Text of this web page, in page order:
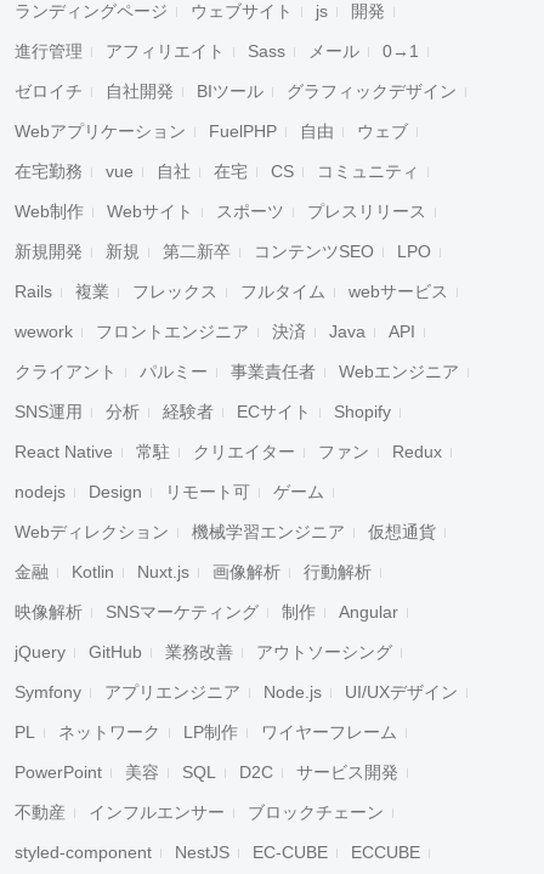
ランディングページ ウェブサイト js 開発
進行管理 アフィリエイト Sass メール 0→1
ゼロイチ 自社開発 BIツール グラフィックデザイン
Webアプリケーション FuelPHP 自由 ウェブ
在宅勤務 vue 自社 在宅 CS コミュニティ
Web制作 Webサイト スポーツ プレスリリース
新規開発 新規 第二新卒 コンテンツSEO LPO
Rails 複業 フレックス フルタイム webサービス
wework フロントエンジニア 決済 Java API
クライアント パルミー 事業責任者 Webエンジニア
SNS運用 分析 経験者 ECサイト Shopify
React Native 常駐 クリエイター ファン Redux
nodejs Design リモート可 ゲーム
Webディレクション 機械学習エンジニア 仮想通貨
金融 Kotlin Nuxt.js 画像解析 行動解析
映像解析 SNSマーケティング 制作 Angular
jQuery GitHub 業務改善 アウトソーシング
Symfony アプリエンジニア Node.js UI/UXデザイン
PL ネットワーク LP制作 ワイヤーフレーム
PowerPoint 美容 SQL D2C サービス開発
不動産 インフルエンサー ブロックチェーン
styled-component NestJS EC-CUBE ECCUBE